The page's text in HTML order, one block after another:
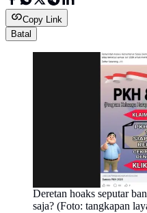
Copy Link
Batal
Deretan hoaks seputar
saja? (Foto: tangkapan